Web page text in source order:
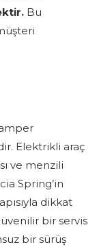
Bu
Elektrikli araç
ve menzili
Spring’in
dikkat
bir servis
bir sürüş